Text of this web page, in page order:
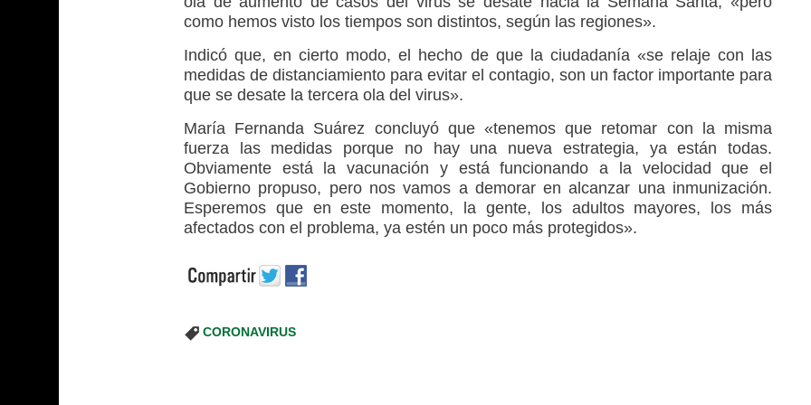
como hemos visto los tiempos son distintos, según las regiones».
Indicó que, en cierto modo, el hecho de que la ciudadanía «se relaje con las
medidas de distanciamiento para evitar el contagio, son un factor importante para
que se desate la tercera ola del virus».
María Fernanda Suárez concluyó que «tenemos que retomar con la misma
fuerza las medidas porque no hay una nueva estrategia, ya están todas.
Obviamente está la vacunación y está funcionando a la velocidad que el
Gobierno propuso, pero nos vamos a demorar en alcanzar una inmunización.
Esperemos que en este momento, la gente, los adultos mayores, los más
afectados con el problema, ya estén un poco más protegidos».
CORONAVIRUS